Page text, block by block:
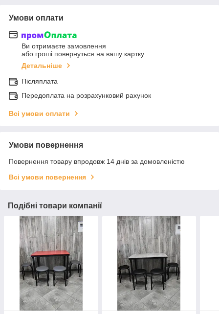
Умови оплати
Ви отримаєте замовлення
або гроші повернуться на вашу картку
Детальніше
Післяплата
Передоплата на розрахунковий рахунок
Всі умови оплати
Умови повернення
Повернення товару впродовж 14 днів за домовленістю
Всі умови повернення
Подібні товари компанії